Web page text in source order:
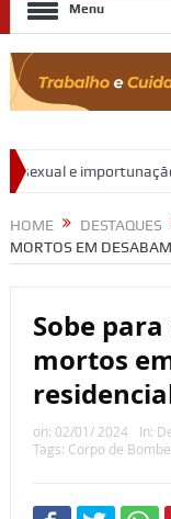
Menu
Moradores
HOME DESTAQUES
MORTOS EM
Sobe
mortos
on: 02/01/ 2024 In:
Tags: Corpo de